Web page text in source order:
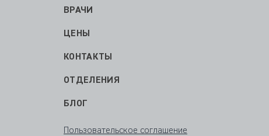
ВРАЧИ
ЦЕНЫ
КОНТАКТЫ
ОТДЕЛЕНИЯ
БЛОГ
Пользовательское соглашение